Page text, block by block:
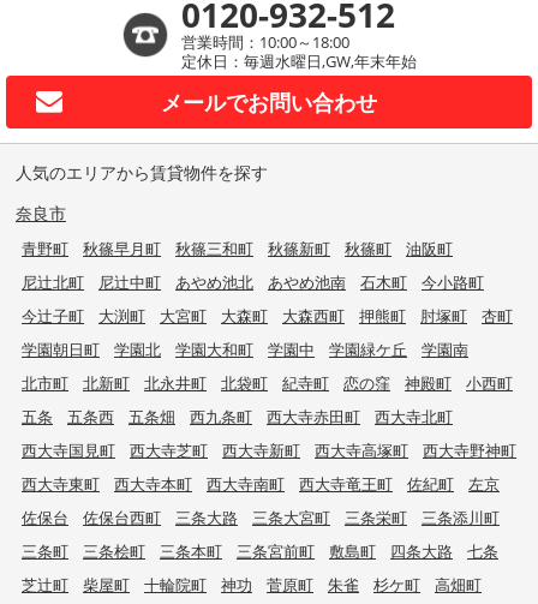
0120-932-512
営業時間：10:00～18:00
定休日：毎週水曜日,GW,年末年始
メールでお問い合わせ
人気のエリアから賃貸物件を探す
奈良市
青野町 秋篠早月町 秋篠三和町 秋篠新町 秋篠町
油阪町
尼辻北町
尼辻中町 あやめ池北 あやめ池南 石木町
今小路町
今辻子町
大渕町 大宮町 大森町 大森西町 押熊町 肘塚町
杏町
学園朝日町
学園北 学園大和町 学園中 学園緑ケ丘
学園南
北市町
北新町 北永井町 北袋町 紀寺町 恋の窪 神殿町
小西町
五条
五条西 五条畑 西九条町 西大寺赤田町
西大寺北町
西大寺国見町
西大寺芝町 西大寺新町 西大寺高塚町
西大寺野神町
西大寺東町
西大寺本町 西大寺南町 西大寺竜王町 佐紀町
左京
佐保台
佐保台西町 三条大路 三条大宮町 三条栄町
三条添川町
三条町
三条桧町 三条本町 三条宮前町 敷島町 四条大路
七条
芝辻町
柴屋町 十輪院町 神功 菅原町 朱雀 杉ケ町
高畑町